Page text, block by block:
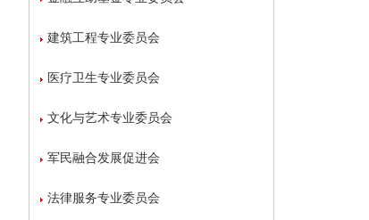
建筑工程专业委员会
医疗卫生专业委员会
文化与艺术专业委员会
军民融合发展促进会
法律服务专业委员会